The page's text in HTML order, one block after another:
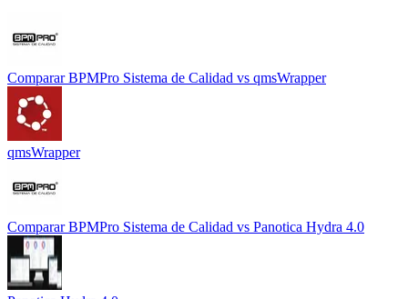
Comparar BPMPro Sistema de Calidad vs qmsWrapper
qmsWrapper
Comparar BPMPro Sistema de Calidad vs Panotica Hydra 4.0